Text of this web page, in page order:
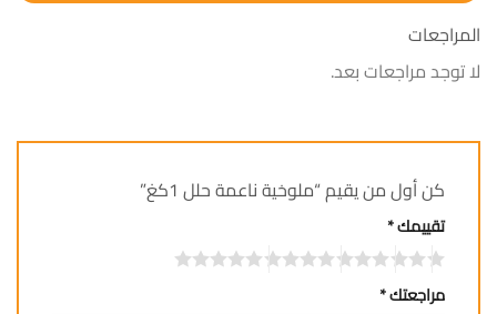
المراجعات
لا توجد مراجعات بعد.
كن أول من يقيم “ملوخية ناعمة حلل 1كغ”
تقييمك*
مراجعتك*